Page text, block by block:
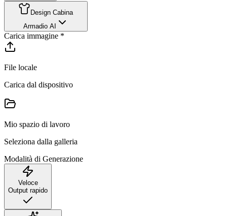
Design Cabina
Armadio AI
Carica immagine *
File locale
Carica dal dispositivo
Mio spazio di lavoro
Seleziona dalla galleria
Modalità di Generazione
Veloce
Output rapido